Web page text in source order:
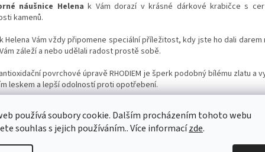
používá soubory cookie. Dalším procházením tohoto webu
souhlas s jejich používáním.. Více informacízde.
náušnice Helenak Vám dorazí v krásné dárkové krabičce s
kamenů.
Helena Vám vždy připomene speciální příležitost, kdy jste ho dali darem
záleží a nebo udělali radost prostě sobě.
povrchové úpravě RHODIEM je šperk podobný bílému zlatu a
leskem a lepší odolností proti opotřebení.
o stříbrný šperk ryzosti 925/1000 a že daný šperk neobsahuje nikl
reakce a v zemích EU je zakázán).